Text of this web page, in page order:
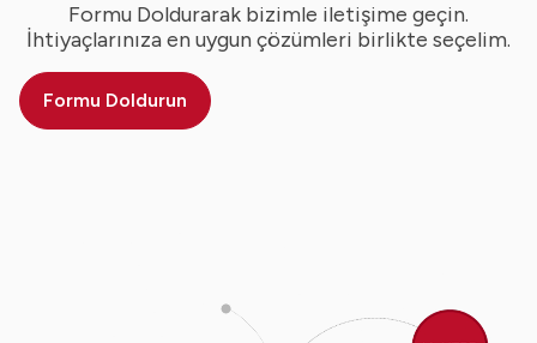
Formu Doldurarak bizimle iletişime geçin.
İhtiyaçlarınıza en uygun çözümleri birlikte seçelim.
Formu Doldurun